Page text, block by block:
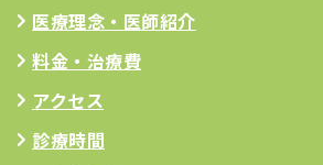
医療理念 ・医師紹介
料金・治療費
アクセス
診療時間